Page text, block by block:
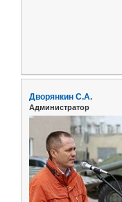
Дворянкин С.А.
Администратор